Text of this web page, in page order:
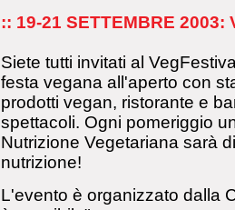
:: 19-21 SETTEMBRE 2003:
Siete tutti invitati al
festa vegana all'aperto con
prodotti vegan, ristorante e
spettacoli. Ogni pomeriggio
Nutrizione Vegetariana sarà
nutrizione!
L'evento è organizzato dalla